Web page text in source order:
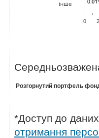
Розгорнутий портфель
*Доступ до
отримання